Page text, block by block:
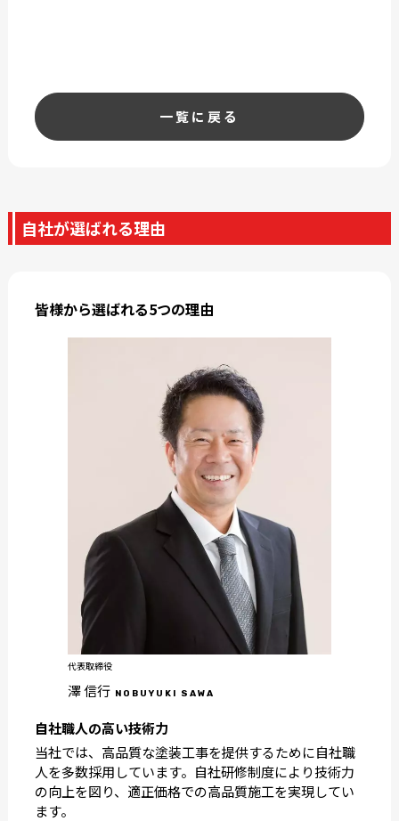
一覧に戻る
自社が選ばれる理由
皆様から選ばれる5つの理由
代表取締役
澤 信行 NOBUYUKI SAWA
自社職人の高い技術力
当社では、高品質な塗装工事を提供するために自社職
人を多数採用しています。自社研修制度により技術力
の向上を図り、適正価格での高品質施工を実現してい
ます。